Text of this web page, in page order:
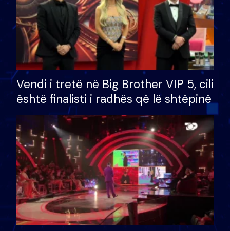
Vendi i tretë në Big Brother VIP 5, cili
është finalisti i radhës që lë shtëpinë